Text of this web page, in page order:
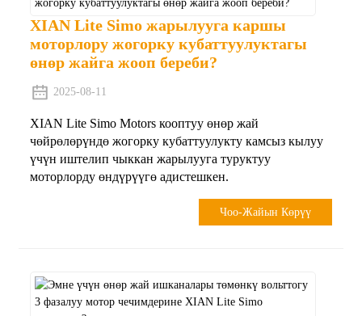
XIAN Lite Simo жарылууга каршы
моторлору жогорку кубаттуулуктагы
өнөр жайга жооп береби?
2025-08-11
XIAN Lite Simo Motors кооптуу өнөр жай
чөйрөлөрүндө жогорку кубаттуулукту камсыз кылуу
үчүн иштелип чыккан жарылууга туруктуу
моторлорду өндүрүүгө адистешкен.
Чоо-Жайын Көрүү